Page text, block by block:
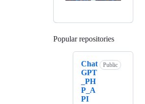
Popular repositories
Chat
GPT
_PH
P_A
PI
Public